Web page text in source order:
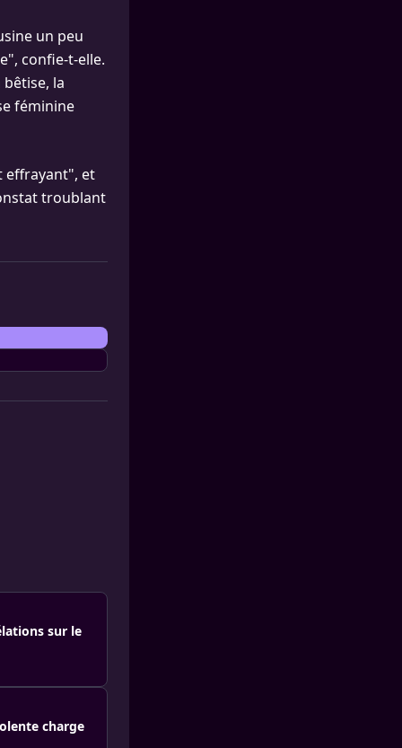
un peu
confie-t-elle.
la
féminine
effrayant", et
troublant
sur le
charge